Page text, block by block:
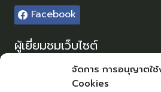
จัดการ การอนุญาตใช้
Cookies
Facebook
ผู้เยี่ยมชมเว็บไซต์
0